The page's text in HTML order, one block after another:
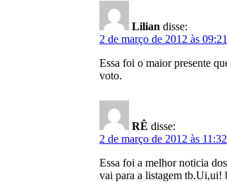
Lilian disse:
2 de março de 2012 às 09:21
Essa foi o maior presente
voto.
RÊ disse:
2 de março de 2012 às 11:32
Essa foi a melhor noticia
vai para a listagem